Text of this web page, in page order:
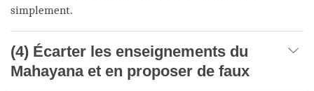
simplement.
(4) Écarter les enseignements du
Mahayana et en proposer de faux